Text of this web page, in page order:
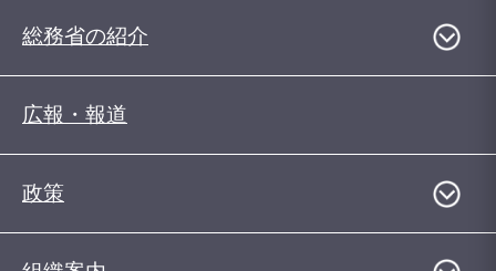
総務省の紹介
広報・報道
政策